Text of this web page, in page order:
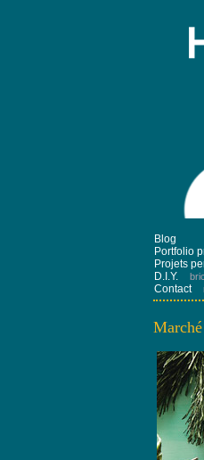
Blog
Portfolio
Projets
D.I.Y.
Contact